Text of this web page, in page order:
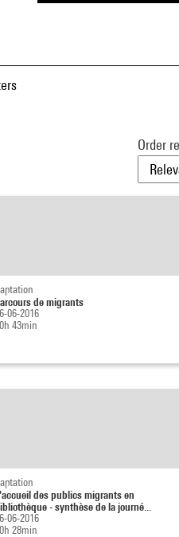
Order
de migrants
06-2016
43min
des publics migrants en
- synthèse de la journé...
06-2016
28min